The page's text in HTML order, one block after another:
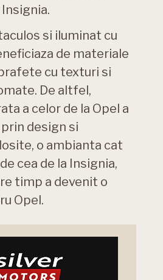
si iluminat cu
de materiale
cu texturi si
De altfel,
a celor de la Opel a
design si
o ambianta cat
cea de la Insignia,
timp a devenit o
Opel.